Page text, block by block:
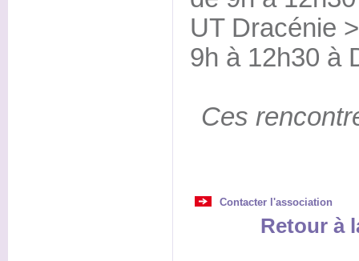
UT Dracénie
9h à 12h30 à
Ces
Contacter l'association
Retour à